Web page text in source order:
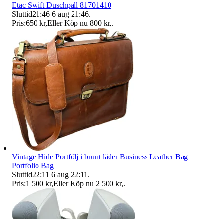
Etac Swift Duschpall 81701410
Sluttid21:46 6 aug 21:46.
Pris:650 kr,Eller Köp nu 800 kr,.
Vintage Hide Portfölj i brunt läder Business Leather Bag
Portfolio Bag
Sluttid22:11 6 aug 22:11 .
Pris:1 500 kr,Eller Köp nu 2 500 kr,.